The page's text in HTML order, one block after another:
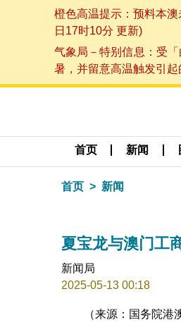
橙色高温提示：预料本
日17时10分 更新)
气象局－特别信息：受
暑，并留意高温触发引
首页 新闻
首页 新闻
夏宝龙与澳门工
新闻局
2025-05-13 00:18
（来源：国务院港